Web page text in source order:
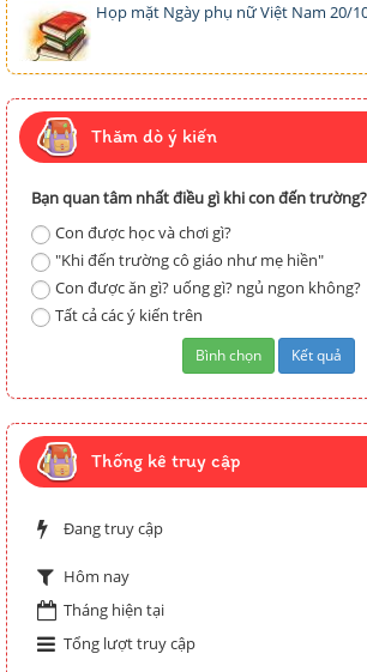
Họp mặt Ngày phụ nữ Việt Nam 20/
Thăm dò ý kiến
Bạn quan tâm nhất điều gì khi con đến trường?
Con được học và chơi gì?
"Khi đến trường cô giáo như mẹ hiền"
Con được ăn gì? uống gì? ngủ ngon không?
Tất cả các ý kiến trên
Thống kê truy cập
Đang truy cập
Hôm nay
Tháng hiện tại
Tổng lượt truy cập